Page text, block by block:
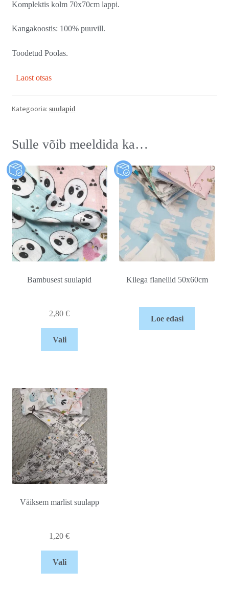
Komplektis kolm 70x70cm lappi.
Kangakoostis: 100% puuvill.
Toodetud Poolas.
Laost otsas
Kategooria: suulapid
Sulle võib meeldida ka…
Bambusest suulapid
2,80€
Vali
Kilega flanellid 50x60cm
Loe edasi
Väiksem marlist suulapp
1,20€
Vali